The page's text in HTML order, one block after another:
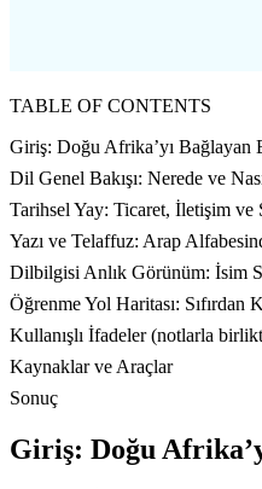
TABLE OF CONTENTS
Giriş: Doğu Afrika’yı Bağlayan
Dil Genel Bakışı: Nerede ve
Tarihsel Yay: Ticaret, İletişim ve
Yazı ve Telaffuz: Arap
Dilbilgisi Anlık Görünüm: İsim
Öğrenme Yol Haritası: Sıfırdan
Kullanışlı İfadeler (notlarla
Kaynaklar ve Araçlar
Sonuç
Giriş: Doğu